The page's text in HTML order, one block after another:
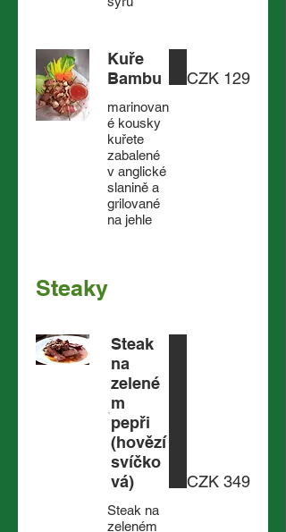
Kuře
Bambu
marinovan
é kousky
kuřete
zabalené
v anglické
slanině a
grilované
CZK 129
Steaky
Steak
na
zelené
m
pepři
(hovězí
svíčko
vá)
Steak na
zeleném
CZK 349